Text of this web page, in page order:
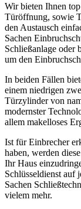
Wir bieten Ihnen
Türöffnung, sowie
den Austausch
Sachen
Schließanlage oder
um den
In beiden Fällen
einem niedrigen
Türzylinder von
modernster
allem makelloses
Ist für Einbrecher
haben, werden
Ihr Haus
Schlüsseldienst auf
Sachen
vielem mehr.